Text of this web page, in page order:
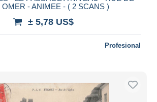
OMER - ANIMEE - ( 2 SCANS )
± 5,78 US$
Profesional